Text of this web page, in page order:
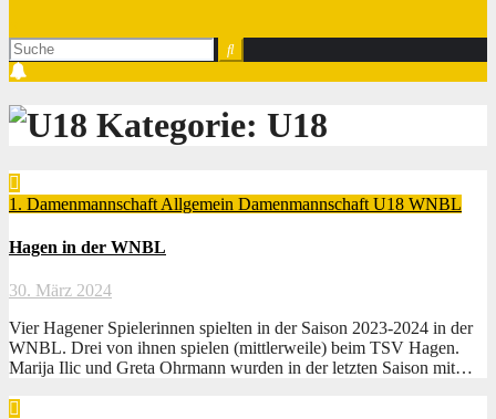
Kategorie: U18
1. Damenmannschaft Allgemein Damenmannschaft U18 WNBL
Hagen in der WNBL
30. März 2024
Vier Hagener Spielerinnen spielten in der Saison 2023-2024 in der
WNBL. Drei von ihnen spielen (mittlerweile) beim TSV Hagen.
Marija Ilic und Greta Ohrmann wurden in der letzten Saison mit…